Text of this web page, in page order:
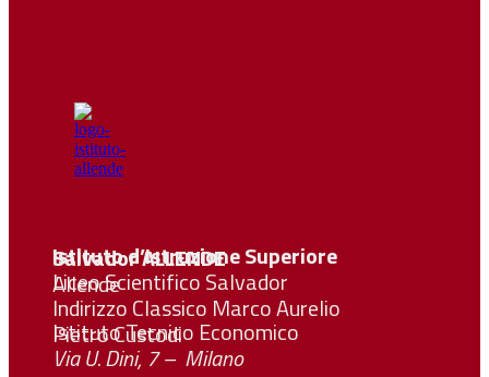
Istituto d’Istruzione Superiore SalvadorALLENDE
Liceo Scientifico Salvador Allende
Indirizzo Classico Marco Aurelio
Istituto Tecnico Economico Pietro Custodi
Via U. Dini, 7 – Milano